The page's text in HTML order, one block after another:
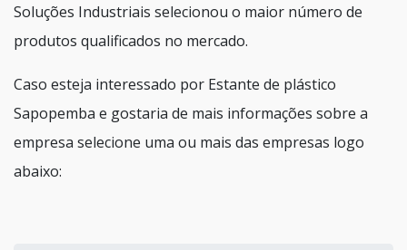
Soluções Industriais selecionou o maior número de
produtos qualificados no mercado.
Caso esteja interessado por Estante de plástico
Sapopemba e gostaria de mais informações sobre a
empresa selecione uma ou mais das empresas logo
abaixo: